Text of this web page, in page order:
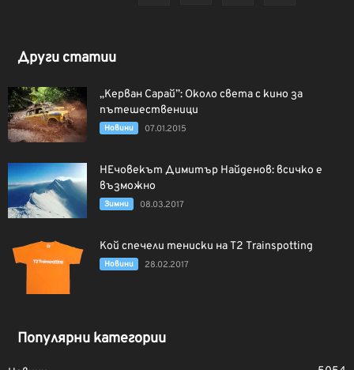
Други статии
„Керван Сарай”: Около света с кино за
пътешественици
Новини 07.01.2015
НЕчовекът Димитър Найденов: всичко е
възможно
Зимни 08.03.2017
Кой спечели тениски на T2 Trainspotting
Новини 28.02.2017
Популярни категории